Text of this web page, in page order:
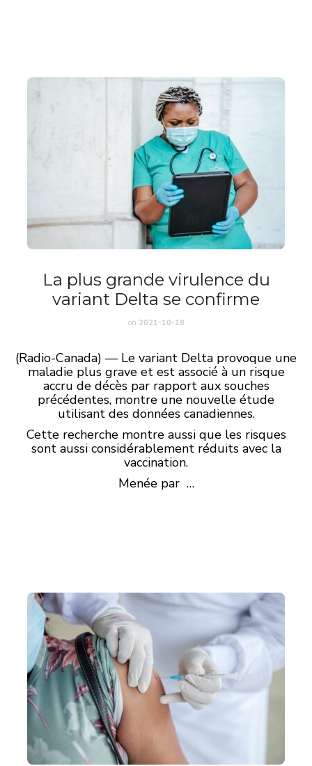
La plus grande virulence du
variant Delta se confirme
on 2021-10-18
(Radio-Canada) — Le variant Delta provoque une
maladie plus grave et est associé à un risque
accru de décès par rapport aux souches
précédentes, montre une nouvelle étude
utilisant des données canadiennes.
Cette recherche montre aussi que les risques
sont aussi considérablement réduits avec la
vaccination.
Menée par …